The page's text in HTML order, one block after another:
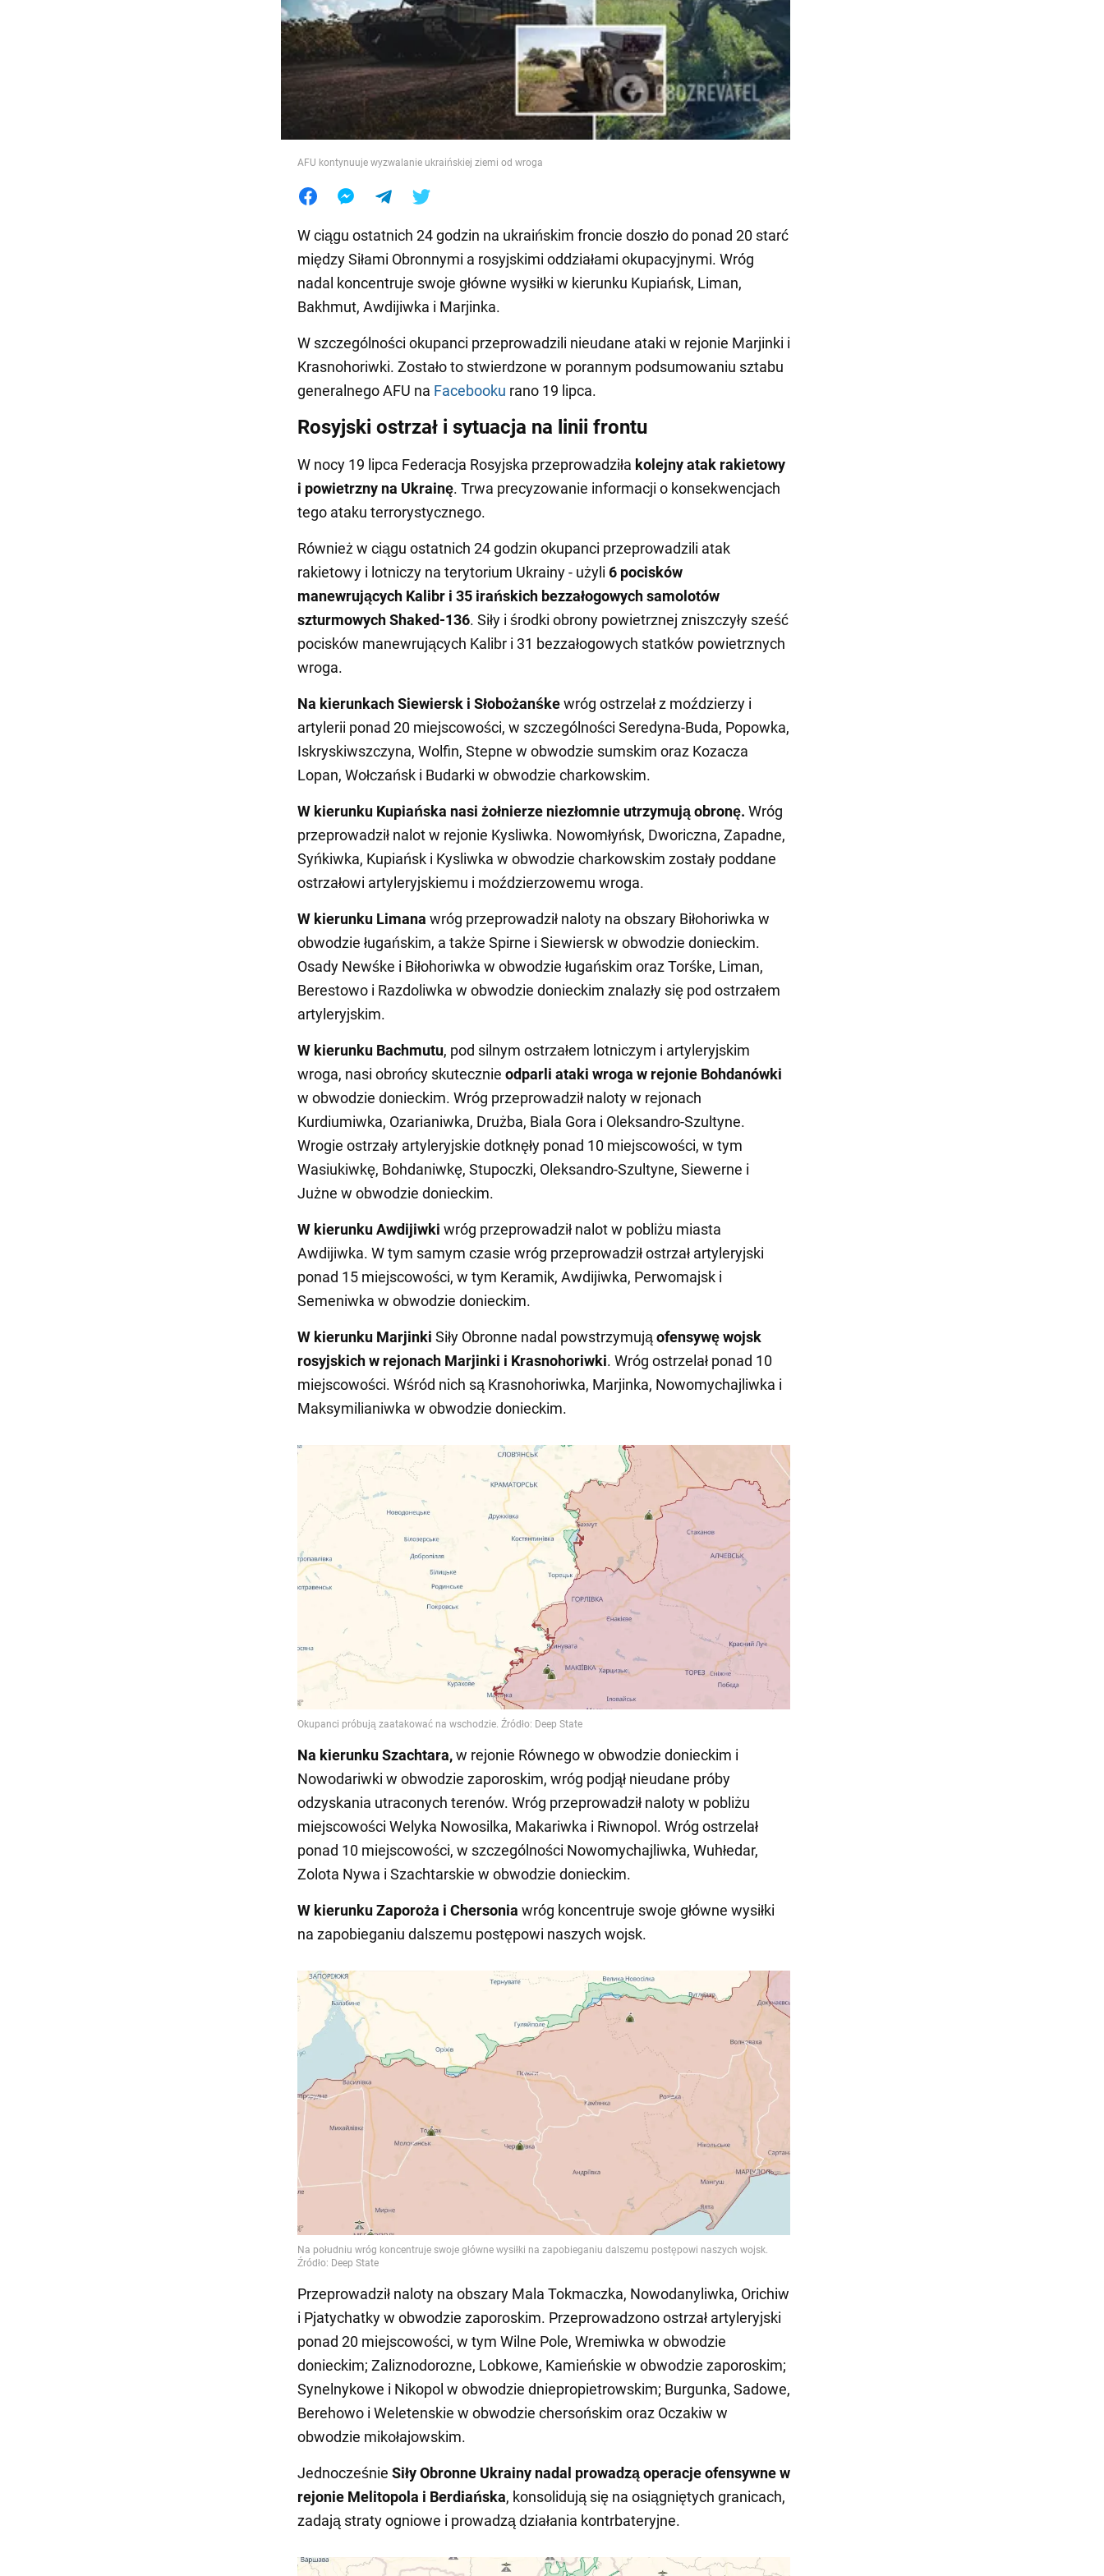
Jedzenie
AFU kontynuuje wyzwalanie ukraińskiej ziemi od wroga
W ciągu ostatnich 24 godzin na ukraińskim froncie doszło do ponad 20 starć
między Siłami Obronnymi a rosyjskimi oddziałami okupacyjnymi. Wróg
nadal koncentruje swoje główne wysiłki w kierunku Kupiańsk, Liman,
Bakhmut, Awdijiwka i Marjinka.
W szczególności okupanci przeprowadzili nieudane ataki w rejonie Marjinki i
Krasnohoriwki. Zostało to stwierdzone w porannym podsumowaniu sztabu
generalnego AFU na Facebooku rano 19 lipca.
Rosyjski ostrzał i sytuacja na linii frontu
W nocy 19 lipca Federacja Rosyjska przeprowadziła kolejny atak rakietowy
i powietrzny na Ukrainę. Trwa precyzowanie informacji o konsekwencjach
tego ataku terrorystycznego.
Również w ciągu ostatnich 24 godzin okupanci przeprowadzili atak
rakietowy i lotniczy na terytorium Ukrainy - użyli 6 pocisków
manewrujących Kalibr i 35 irańskich bezzałogowych samolotów
szturmowych Shaked-136. Siły i środki obrony powietrznej zniszczyły sześć
pocisków manewrujących Kalibr i 31 bezzałogowych statków powietrznych
wroga.
Na kierunkach Siewiersk i Słobożanśkewróg ostrzelał z moździerzy i
artylerii ponad 20 miejscowości, w szczególności Seredyna-Buda, Popowka,
Iskryskiwszczyna, Wolfin, Stepne w obwodzie sumskim oraz Kozacza
Lopan, Wołczańsk i Budarki w obwodzie charkowskim.
W kierunku Kupiańska nasi żołnierze niezłomnie utrzymują obronę. Wróg
przeprowadził nalot w rejonie Kysliwka. Nowomłyńsk, Dworiczna, Zapadne,
Syńkiwka, Kupiańsk i Kysliwka w obwodzie charkowskim zostały poddane
ostrzałowi artyleryjskiemu i moździerzowemu wroga.
W kierunku Limana wróg przeprowadził naloty na obszary Biłohoriwka w
obwodzie ługańskim, a także Spirne i Siewiersk w obwodzie donieckim.
Osady Newśke i Biłohoriwka w obwodzie ługańskim oraz Torśke, Liman,
Berestowo i Razdoliwka w obwodzie donieckim znalazły się pod ostrzałem
artyleryjskim.
W kierunku Bachmutu, pod silnym ostrzałem lotniczym i artyleryjskim
wroga, nasi obrońcy skutecznie odparli ataki wroga w rejonie Bohdanówki
w obwodzie donieckim. Wróg przeprowadził naloty w rejonach
Kurdiumiwka, Ozarianiwka, Drużba, Biala Gora i Oleksandro-Szultyne.
Wrogie ostrzały artyleryjskie dotknęły ponad 10 miejscowości, w tym
Wasiukiwkę, Bohdaniwkę, Stupoczki, Oleksandro-Szultyne, Siewerne i
Jużne w obwodzie donieckim.
W kierunku Awdijiwki wróg przeprowadził nalot w pobliżu miasta
Awdijiwka. W tym samym czasie wróg przeprowadził ostrzał artyleryjski
ponad 15 miejscowości, w tym Keramik, Awdijiwka, Perwomajsk i
Semeniwka w obwodzie donieckim.
W kierunku Marjinki Siły Obronne nadal powstrzymująofensywę wojsk
rosyjskich w rejonach Marjinki i Krasnohoriwki. Wróg ostrzelał ponad 10
miejscowości. Wśród nich są Krasnohoriwka, Marjinka, Nowomychajliwka i
Maksymilianiwka w obwodzie donieckim.
Na kierunkuSzachtara,w rejonie Równego w obwodzie donieckim i
Nowodariwki w obwodzie zaporoskim, wróg podjął nieudane próby
odzyskania utraconych terenów. Wróg przeprowadził naloty w pobliżu
miejscowości Welyka Nowosilka, Makariwka i Riwnopol. Wróg ostrzelał
ponad 10 miejscowości, w szczególności Nowomychajliwka, Wuhłedar,
Zolota Nywa i Szachtarskie w obwodzie donieckim.
W kierunkuZaporoża i Chersonia wróg koncentruje swoje główne wysiłki
na zapobieganiu dalszemu postępowi naszych wojsk.
Przeprowadził naloty na obszary Mala Tokmaczka, Nowodanyliwka, Orichiw
i Pjatychatky w obwodzie zaporoskim. Przeprowadzono ostrzał artyleryjski
ponad 20 miejscowości, w tym Wilne Pole, Wremiwka w obwodzie
donieckim; Zaliznodorozne, Lobkowe, Kamieńskie w obwodzie zaporoskim;
Synelnykowe i Nikopol w obwodzie dniepropietrowskim; Burgunka, Sadowe,
Berehowo i Weletenskie w obwodzie chersońskim oraz Oczakiw w
obwodzie mikołajowskim.
Jednocześnie Siły Obronne Ukrainy nadal prowadzą operacje ofensywne w
rejonie Melitopola i Berdiańska, konsolidują się na osiągniętych granicach,
zadają straty ogniowe i prowadzą działania kontrbateryjne.